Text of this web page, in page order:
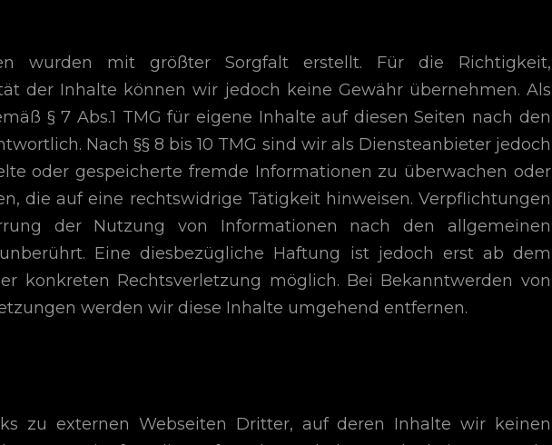
wurden mit größter Sorgfalt erstellt. Für die Richtigkeit,
der Inhalte können wir jedoch keine Gewähr übernehmen. Als
§ 7 Abs.1 TMG für eigene Inhalte auf diesen Seiten nach den
Nach §§ 8 bis 10 TMG sind wir als Diensteanbieter jedoch
oder gespeicherte fremde Informationen zu überwachen oder
die auf eine rechtswidrige Tätigkeit hinweisen. Verpflichtungen
der Nutzung von Informationen nach den allgemeinen
Eine diesbezügliche Haftung ist jedoch erst ab dem
konkreten Rechtsverletzung möglich. Bei Bekanntwerden von
werden wir diese Inhalte umgehend entfernen.
zu externen Webseiten Dritter, auf deren Inhalte wir keinen